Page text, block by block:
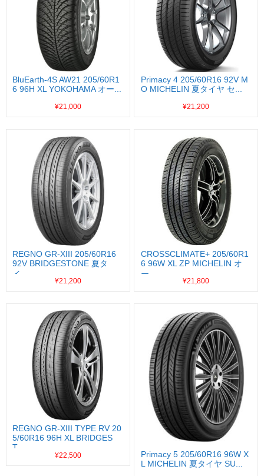
BluEarth-4S AW21 205/60R1
6 96H XL YOKOHAMA オー...
¥21,000
Primacy 4 205/60R16 92V M
O MICHELIN 夏タイヤ セ...
¥21,200
REGNO GR-XIII 205/60R16
92V BRIDGESTONE 夏タ
イ...
¥21,200
CROSSCLIMATE+ 205/60R1
6 96W XL ZP MICHELIN オ
ー...
¥21,800
REGNO GR-XIII TYPE RV 20
5/60R16 96H XL BRIDGES
T...
¥22,500
Primacy 5 205/60R16 96W X
L MICHELIN 夏タイヤ SU...